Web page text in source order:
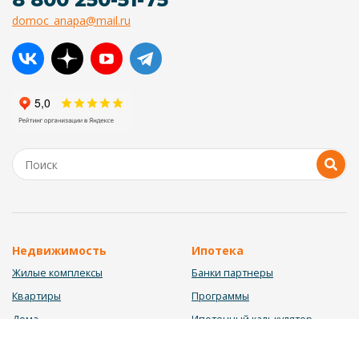
domoc_anapa@mail.ru
Недвижимость
Жилые комплексы
Квартиры
Дома
Ипотека
Банки партнеры
Программы
Ипотечный калькулятор